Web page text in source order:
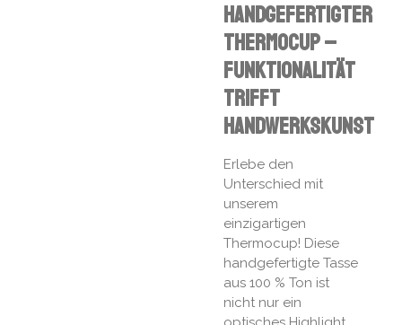
Handgefertigter
Thermocup –
Funktionalität
trifft
Handwerkskunst
Erlebe den
Unterschied mit
unserem
einzigartigen
Thermocup! Diese
handgefertigte Tasse
aus 100 % Ton ist
nicht nur ein